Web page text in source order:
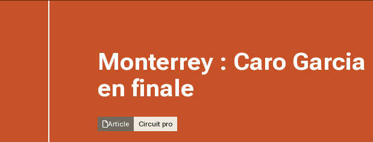
Monterrey : Caro Garcia
en finale
Article Circuit pro